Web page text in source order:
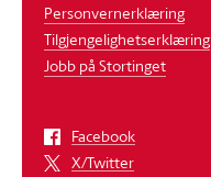
Personvernerklæring
Tilgjengelighetserklæring
Jobb på Stortinget
Facebook
X/Twitter